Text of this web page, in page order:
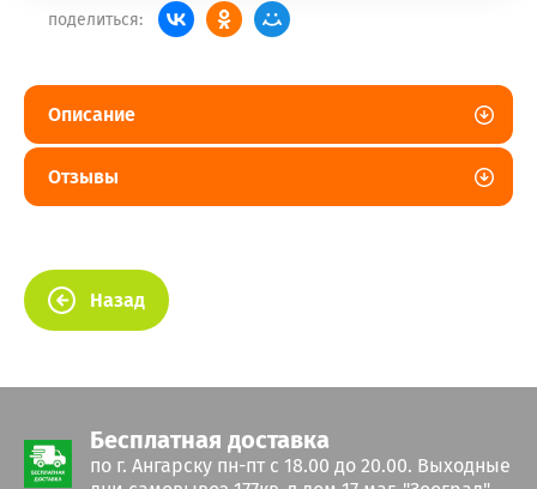
поделиться:
Описание
Отзывы
Назад
Бесплатная доставка
по г. Ангарску пн-пт с 18.00 до 20.00. Выходные